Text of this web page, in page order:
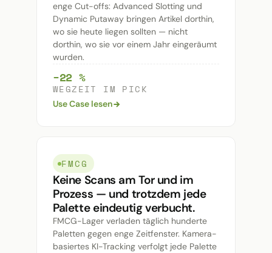
enge Cut-offs: Advanced Slotting und
Dynamic Putaway bringen Artikel dorthin,
wo sie heute liegen sollten — nicht
dorthin, wo sie vor einem Jahr eingeräumt
wurden.
−22 %
WEGZEIT IM PICK
Use Case lesen
FMCG
Keine Scans am Tor und im
Prozess — und trotzdem jede
Palette eindeutig verbucht.
FMCG-Lager verladen täglich hunderte
Paletten gegen enge Zeitfenster. Kamera-
basiertes KI-Tracking verfolgt jede Palette